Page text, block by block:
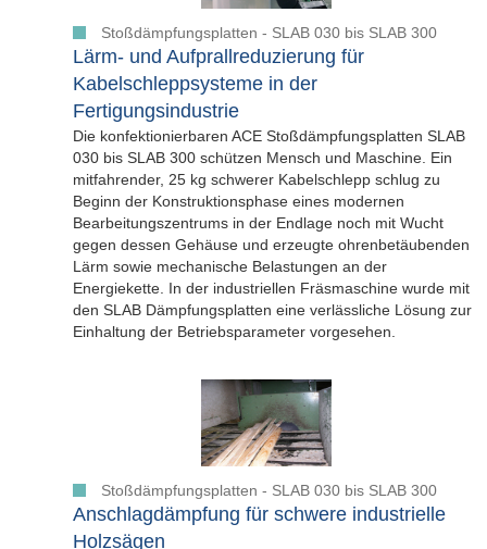
Stoßdämpfungsplatten - SLAB 030 bis SLAB 300
Lärm- und Aufprallreduzierung für
Kabelschleppsysteme in der
Fertigungsindustrie
Die konfektionierbaren ACE Stoßdämpfungsplatten SLAB
030 bis SLAB 300 schützen Mensch und Maschine. Ein
mitfahrender, 25 kg schwerer Kabelschlepp schlug zu
Beginn der Konstruktionsphase eines modernen
Bearbeitungszentrums in der Endlage noch mit Wucht
gegen dessen Gehäuse und erzeugte ohrenbetäubenden
Lärm sowie mechanische Belastungen an der
Energiekette. In der industriellen Fräsmaschine wurde mit
den SLAB Dämpfungsplatten eine verlässliche Lösung zur
Einhaltung der Betriebsparameter vorgesehen.
Stoßdämpfungsplatten - SLAB 030 bis SLAB 300
Anschlagdämpfung für schwere industrielle
Holzsägen